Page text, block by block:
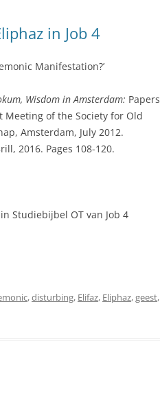
in Job 4
Manifestation?’
Wisdom in Amsterdam: Papers
Meeting of the Society for Old
Amsterdam, July 2012.
2016. Pages 108-120.
Studiebijbel OT van Job 4
,disturbing, Elifaz, Eliphaz,geest,